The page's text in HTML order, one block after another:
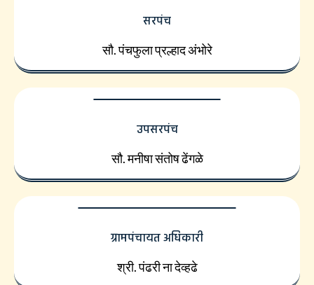
सरपंच
सौ. पंचफुला प्रल्हाद अंभोरे
उपसरपंच
सौ. मनीषा संतोष ढेंगळे
ग्रामपंचायत अधिकारी
श्री. पंढरी ना देव्हढे